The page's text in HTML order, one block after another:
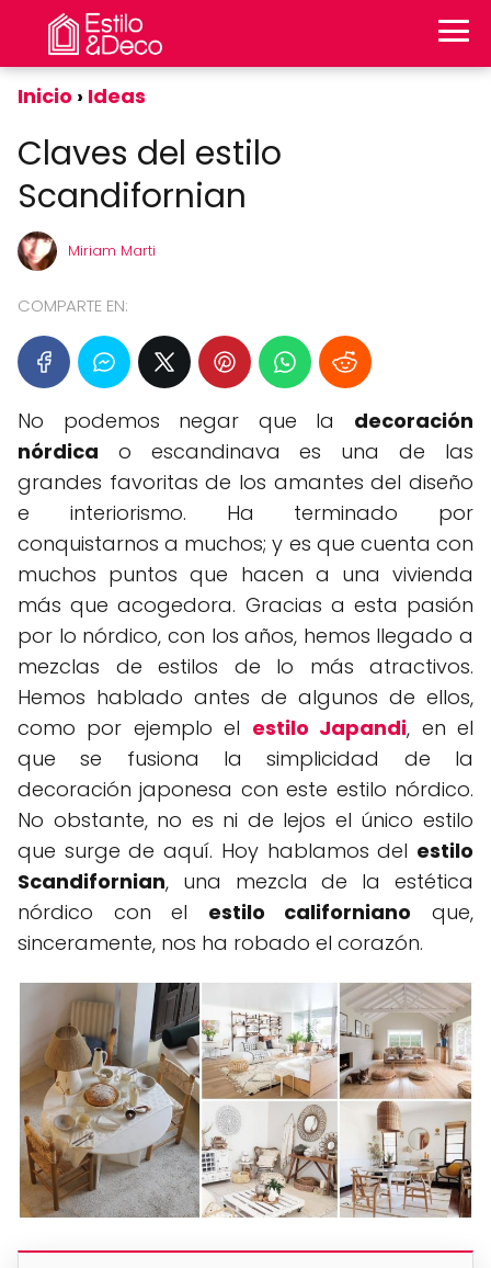
Inicio Ideas
Claves del estilo
Scandifornian
Miriam Marti
COMPARTE EN:
No podemos negar que la decoración
nórdica o escandinava es una de las
grandes favoritas de los amantes del diseño
e interiorismo. Ha terminado por
conquistarnos a muchos; y es que cuenta con
muchos puntos que hacen a una vivienda
más que acogedora. Gracias a esta pasión
por lo nórdico, con los años, hemos llegado a
mezclas de estilos de lo más atractivos.
Hemos hablado antes de algunos de ellos,
como por ejemplo el estilo Japandi, en el
que se fusiona la simplicidad de la
decoración japonesa con este estilo nórdico.
No obstante, no es ni de lejos el único estilo
que surge de aquí. Hoy hablamos del estilo
Scandifornian, una mezcla de la estética
nórdico con el estilo californiano que,
sinceramente, nos ha robado el corazón.